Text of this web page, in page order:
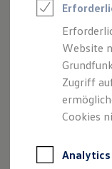
Kfz-
Der Polo
Kompakt,
Entdecken
Website
Zugriff
Cookies